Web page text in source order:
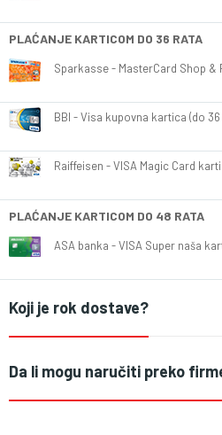
PLAĆANJE KARTICOM DO 36 RATA
Sparkasse - MasterCard Shop &
BBI - Visa kupovna kartica (do
Raiffeisen - VISA Magic Card
PLAĆANJE KARTICOM DO 48 RATA
ASA banka - VISA Super naša
Koji je rok dostave?
Da li mogu naručiti preko